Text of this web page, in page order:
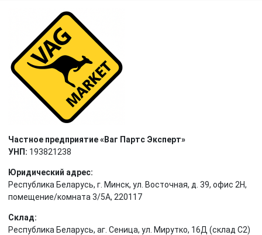
Частное предприятие «Ваг Партс Эксперт»
УНП: 193821238
Юридический адрес:
Республика Беларусь, г. Минск, ул. Восточная, д. 39, офис 2Н,
помещение/комната 3/5А, 220117
Склад:
Республика Беларусь, аг. Сеница, ул. Мирутко, 16Д (склад С2)